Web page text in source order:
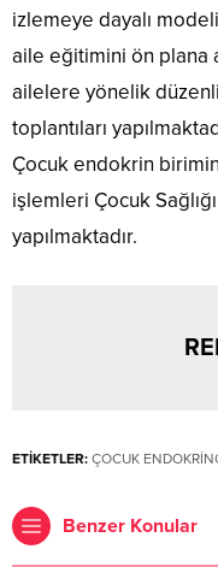
izlemeye dayalı
aile eğitimini ön plana
ailelere yönelik
toplantıları
Çocuk endokrin
işlemleri Çocuk
yapılmaktadır.
ETİKETLER: ÇOCUK
Benzer Konular